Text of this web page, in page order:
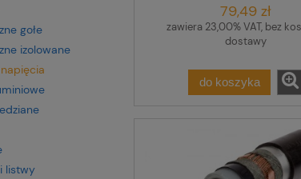
gołe
izolowane
i listwy
79,49 zł
zawiera 23,00% VAT, bez
dostawy
do koszyka